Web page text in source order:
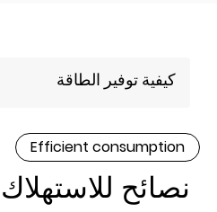
كيفية توفير الطاقة
Efficient
للاستهلاك